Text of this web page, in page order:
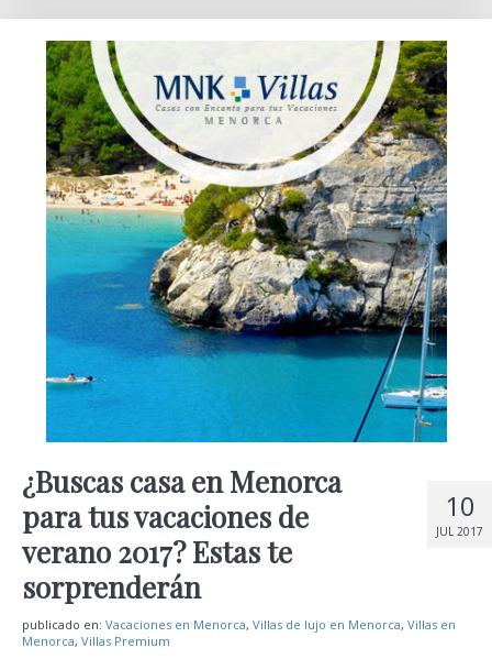
10
JUL 2017
¿Buscas casa en Menorca
para tus vacaciones de
verano 2017? Estas te
sorprenderán
publicado en: Vacaciones en Menorca, Villas de lujo en Menorca, Villas en
Menorca, Villas Premium